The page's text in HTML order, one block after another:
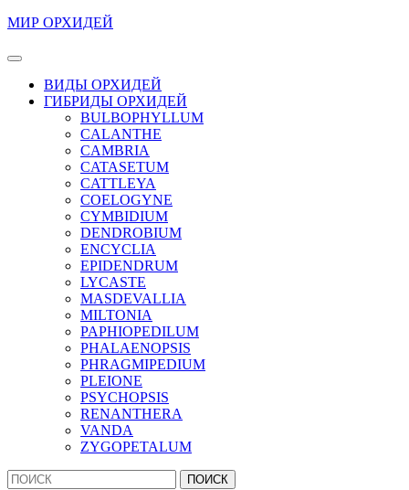
Перейти
содержимому
содержимому
МИР ОРХИДЕЙ
Кнопка
ОткрытьВИДЫ ОРХИДЕЙ
ГИБРИДЫ ОРХИДЕЙ
BULBOPHYLLUM
CALANTHE
CAMBRIA
CATASETUM
CATTLEYA
COELOGYNE
CYMBIDIUM
DENDROBIUM
ENCYCLIA
EPIDENDRUM
LYCASTE
MASDEVALLIA
MILTONIA
PAPHIOPEDILUM
PHALAENOPSIS
PHRAGMIPEDIUM
PLEIONE
PSYCHOPSIS
RENANTHERA
VANDA
ZYGOPETALUM
Кнопка
Найти: